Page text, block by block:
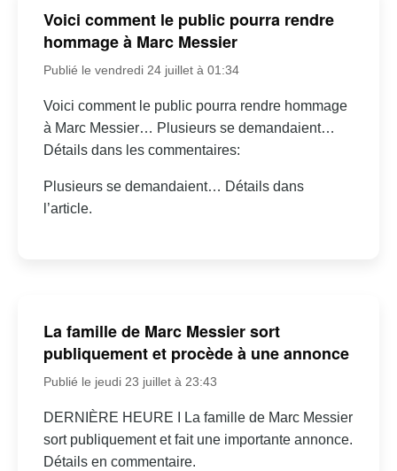
Voici comment le public pourra rendre
hommage à Marc Messier
Publié le vendredi 24 juillet à 01:34
Voici comment le public pourra rendre hommage
à Marc Messier… Plusieurs se demandaient…
Détails dans les commentaires:
Plusieurs se demandaient… Détails dans
l’article.
La famille de Marc Messier sort
publiquement et procède à une annonce
Publié le jeudi 23 juillet à 23:43
DERNIÈRE HEURE I La famille de Marc Messier
sort publiquement et fait une importante annonce.
Détails en commentaire.